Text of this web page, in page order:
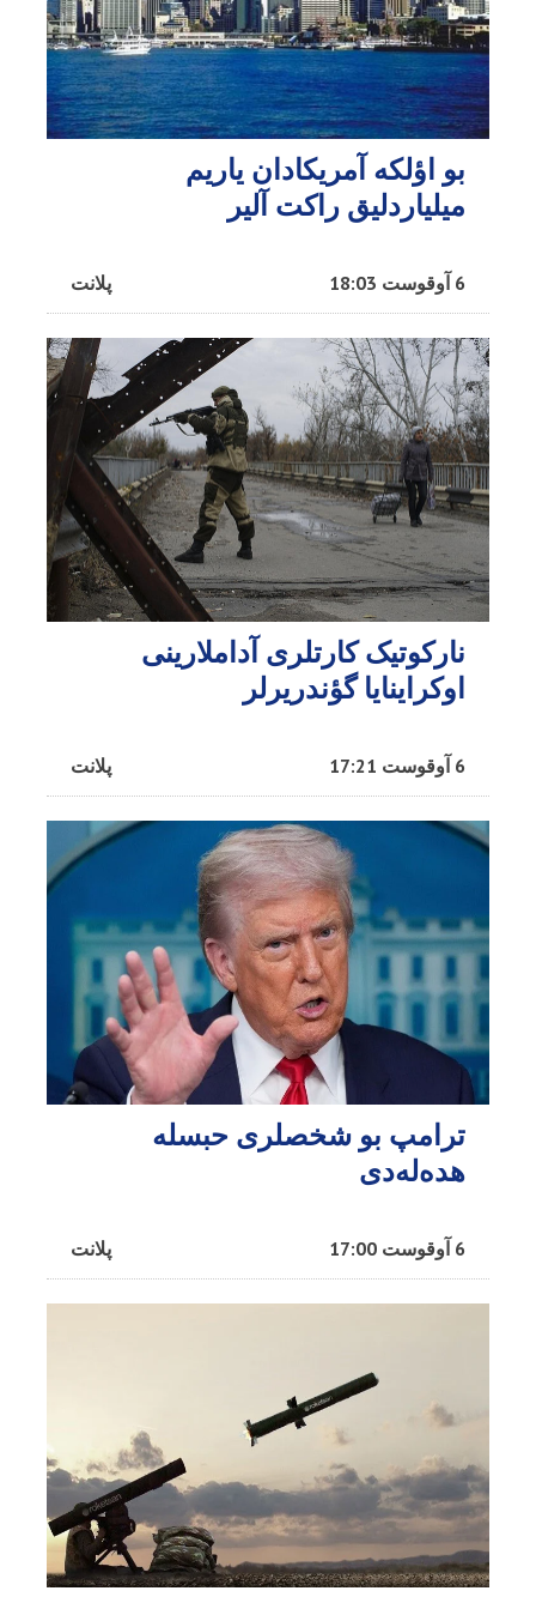
بو اؤلکه آمریکادان یاریم
میلیاردلیق راکت آلیر
پلانت 6 آوقوست 18:03
نارکوتیک کارتلری آداملارینی
اوکراینایا گؤندریرلر
پلانت 6 آوقوست 17:21
ترامپ بو شخصلری حبسله
هده‌له‌دی
پلانت 6 آوقوست 17:00